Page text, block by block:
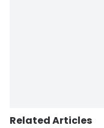
Related Articles